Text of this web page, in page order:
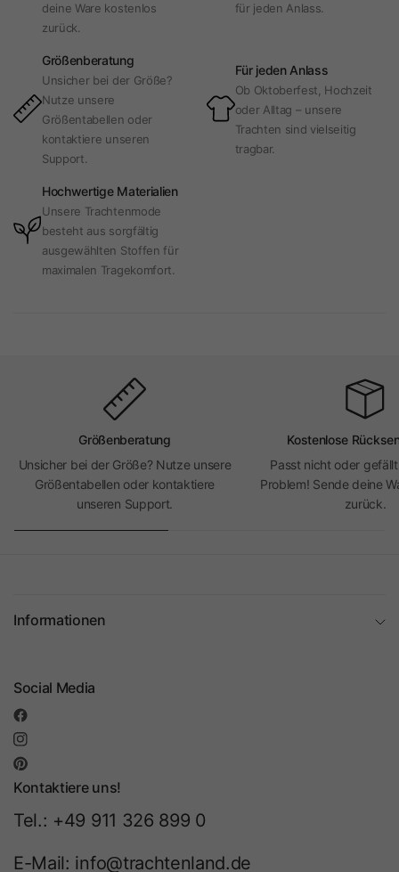
deine Ware kostenlos
zurück.
für jeden Anlass.
Größenberatung
Unsicher bei der Größe?
Nutze unsere
Größentabellen oder
kontaktiere unseren
Support.
Für jeden Anlass
Ob Oktoberfest, Hochzeit
oder Alltag – unsere
Trachten sind vielseitig
tragbar.
Hochwertige Materialien
Unsere Trachtenmode
besteht aus sorgfältig
ausgewählten Stoffen für
maximalen Tragekomfort.
Größenberatung
Unsicher bei der Größe? Nutze unsere
Größentabellen oder kontaktiere
unseren Support.
Kostenlose
Passt nicht oder
Problem! Sende deine
zurück.
Informationen
Social Media
Kontaktiere uns!
Tel.: +49 911 326 899 0
E-Mail: info@trachtenland.de